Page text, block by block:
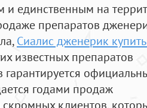
единственным на
препаратов
, Сиалис дженерик
известных препаратов
гарантируется
годами продаж